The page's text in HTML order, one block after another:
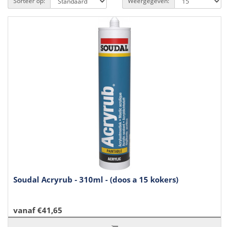
Soudal Acryrub - 310ml - (doos a 15 kokers)
vanaf €41,65